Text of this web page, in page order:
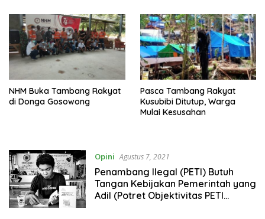
NHM Buka Tambang Rakyat
di Donga Gosowong
Pasca Tambang Rakyat
Kusubibi Ditutup, Warga
Mulai Kesusahan
Opini Agustus 7, 2021
Penambang Ilegal (PETI) Butuh
Tangan Kebijakan Pemerintah yang
Adil (Potret Objektivitas PETI